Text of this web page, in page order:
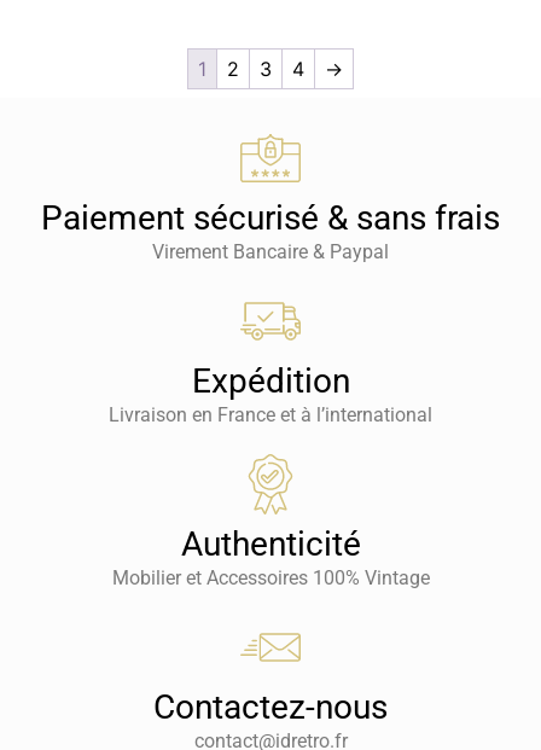
1 2 3 4 →
Paiement sécurisé & sans frais
Virement Bancaire & Paypal
Expédition
Livraison en France et à l’international
Authenticité
Mobilier et Accessoires 100% Vintage
Contactez-nous
contact@idretro.fr